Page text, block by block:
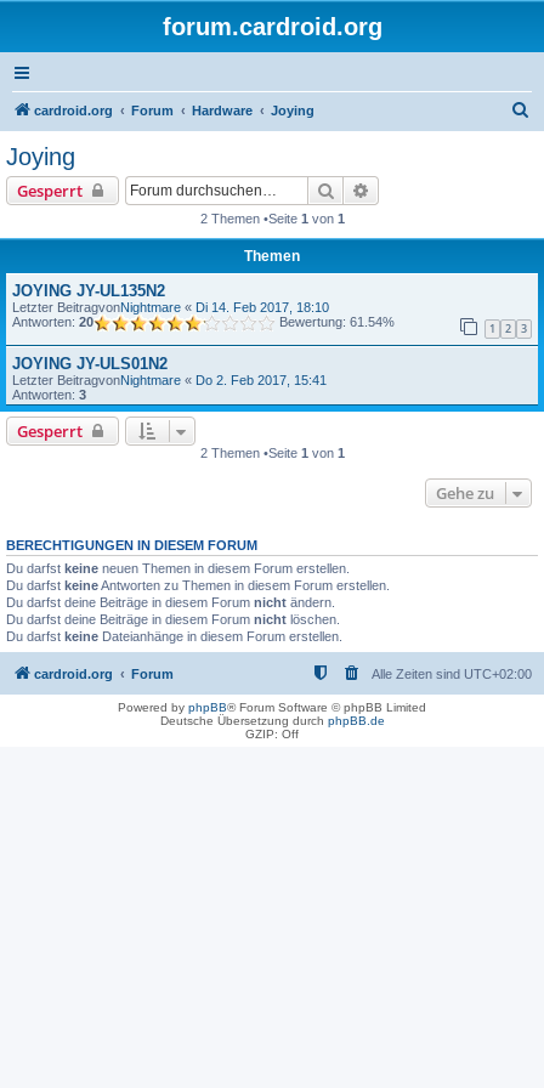
forum.cardroid.org
cardroid.org Forum Hardware Joying
Joying
Gesperrt Suche
2 Themen •Seite 1 von 1
Themen
JOYING JY-UL135N2
Letzter BeitragvonNightmare « Di 14. Feb 2017, 18:10
Antworten: 20 1 2 3
Bewertung: 61.54%
JOYING JY-ULS01N2
Letzter BeitragvonNightmare « Do 2. Feb 2017, 15:41
Antworten: 3
Gesperrt
2 Themen •Seite 1 von 1
Gehe zu
BERECHTIGUNGEN IN DIESEM FORUM
Du darfst keine neuen Themen in diesem Forum erstellen.
Du darfst keineAntworten zu Themen in diesem Forum erstellen.
Du darfst deine Beiträge in diesem Forum nicht ändern.
Du darfst deine Beiträge in diesem Forum nicht löschen.
Du darfst keine Dateianhänge in diesem Forum erstellen.
cardroid.org Forum Alle Zeiten sind UTC+02:00
Powered by phpBB® Forum Software © phpBB Limited
Deutsche Übersetzung durch phpBB.de
GZIP: Off